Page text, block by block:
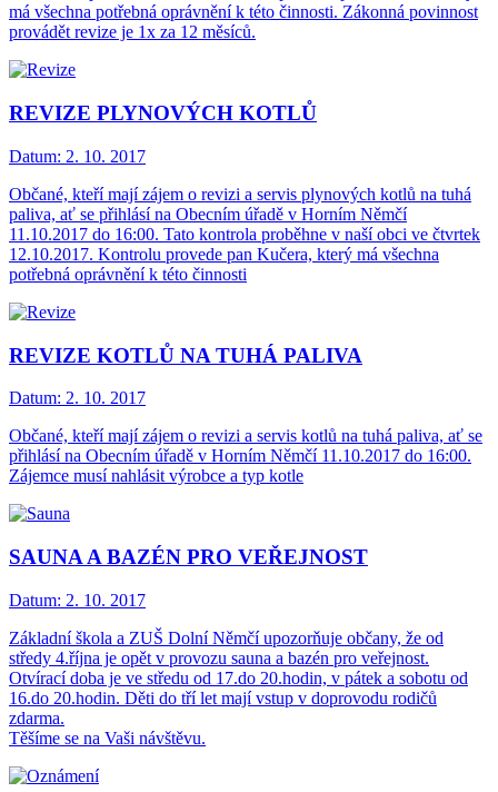
má všechna potřebná oprávnění k této činnosti. Zákonná povinnost
provádět revize je 1x za 12 měsíců.
REVIZE PLYNOVÝCH KOTLŮ
Datum: 2. 10. 2017
Občané, kteří mají zájem o revizi a servis plynových kotlů na tuhá
paliva, ať se přihlásí na Obecním úřadě v Horním Němčí
11.10.2017 do 16:00. Tato kontrola proběhne v naší obci ve čtvrtek
12.10.2017. Kontrolu provede pan Kučera, který má všechna
potřebná oprávnění k této činnosti
REVIZE KOTLŮ NA TUHÁ PALIVA
Datum: 2. 10. 2017
Občané, kteří mají zájem o revizi a servis kotlů na tuhá paliva, ať se
přihlásí na Obecním úřadě v Horním Němčí 11.10.2017 do 16:00.
Zájemce musí nahlásit výrobce a typ kotle
SAUNA A BAZÉN PRO VEŘEJNOST
Datum: 2. 10. 2017
Základní škola a ZUŠ Dolní Němčí upozorňuje občany, že od
středy 4.října je opět v provozu sauna a bazén pro veřejnost.
Otvírací doba je ve středu od 17.do 20.hodin, v pátek a sobotu od
16.do 20.hodin. Děti do tří let mají vstup v doprovodu rodičů
zdarma.
Těšíme se na Vaši návštěvu.